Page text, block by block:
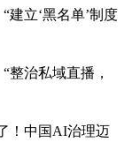
建立‘黑名单’制度
整治私域直播，
！中国AI治理迈